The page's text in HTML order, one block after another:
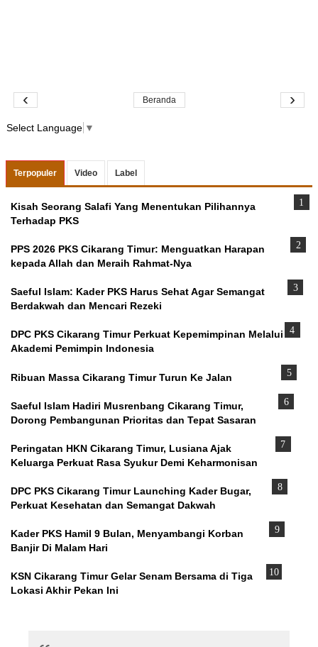
‹ ›
Beranda
Select Language ▼
Terpopuler Video Label
Kisah Seorang Salafi Yang Menentukan Pilihannya
Terhadap PKS
PPS 2026 PKS Cikarang Timur: Menguatkan Harapan
kepada Allah dan Meraih Rahmat-Nya
Saeful Islam: Kader PKS Harus Sehat Agar Semangat
Berdakwah dan Mencari Rezeki
DPC PKS Cikarang Timur Perkuat Kepemimpinan Melalui
Akademi Pemimpin Indonesia
Ribuan Massa Cikarang Timur Turun Ke Jalan
Saeful Islam Hadiri Musrenbang Cikarang Timur,
Dorong Pembangunan Prioritas dan Tepat Sasaran
Peringatan HKN Cikarang Timur, Lusiana Ajak
Keluarga Perkuat Rasa Syukur Demi Keharmonisan
DPC PKS Cikarang Timur Launching Kader Bugar,
Perkuat Kesehatan dan Semangat Dakwah
Kader PKS Hamil 9 Bulan, Menyambangi Korban
Banjir Di Malam Hari
KSN Cikarang Timur Gelar Senam Bersama di Tiga
Lokasi Akhir Pekan Ini